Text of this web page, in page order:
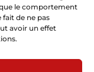
le comportement
fait de ne pas
avoir un effet